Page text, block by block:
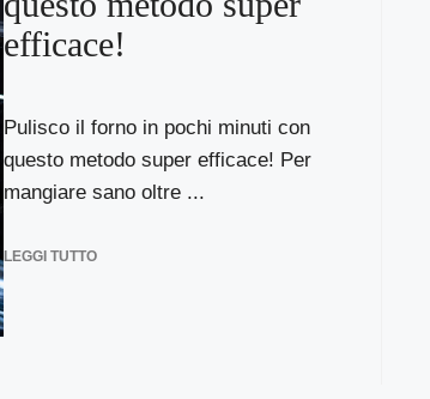
efficace!
Pulisco il forno in pochi minuti con
questo metodo super efficace! Per
mangiare sano oltre ...
LEGGI TUTTO